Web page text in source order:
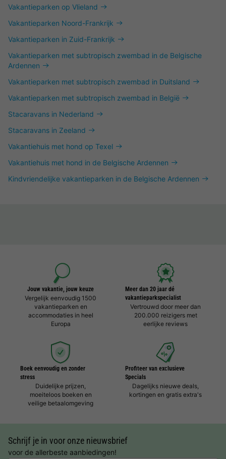
Vakantieparken op Vlieland
Vakantieparken Noord-Frankrijk
Vakantieparken in Zuid-Frankrijk
Vakantieparken met subtropisch zwembad in de Belgische
Ardennen
Vakantieparken met subtropisch zwembad in Duitsland
Vakantieparken met subtropisch zwembad in België
Stacaravans in Nederland
Stacaravans in Zeeland
Vakantiehuis met hond op Texel
Vakantiehuis met hond in de Belgische Ardennen
Kindvriendelijke vakantieparken in de Belgische Ardennen
Jouw vakantie, jouw keuze
Vergelijk eenvoudig 1500
vakantieparken en
accommodaties in heel
Europa
Meer dan 20 jaar dé
vakantieparkspecialist
Vertrouwd door meer dan
200.000 reizigers met
eerlijke reviews
Boek eenvoudig en zonder
stress
Duidelijke prijzen,
moeiteloos boeken en
veilige betaalomgeving
Profiteer van exclusieve
Specials
Dagelijks nieuwe deals,
kortingen en gratis extra's
Schrijf je in voor onze nieuwsbrief
voor de allerbeste aanbiedingen!